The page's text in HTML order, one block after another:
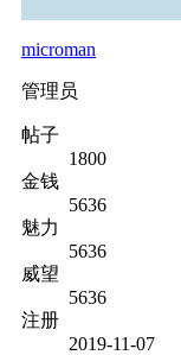
microman
管理员
帖子
1800
金钱
5636
魅力
5636
威望
5636
注册
2019-11-07